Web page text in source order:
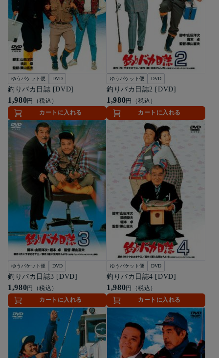
ゆうパケット便 DVD
釣りバカ日誌 [DVD]
1,980円（税込）
カートに入れる
ゆうパケット便 DVD
釣りバカ日誌2 [DVD]
1,980円（税込）
カートに入れる
ゆうパケット便 DVD
釣りバカ日誌3 [DVD]
1,980円（税込）
カートに入れる
ゆうパケット便 DVD
釣りバカ日誌4 [DVD]
1,980円（税込）
カートに入れる